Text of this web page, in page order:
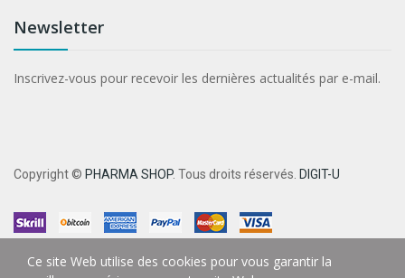
Newsletter
Inscrivez-vous pour recevoir les dernières actualités par e-mail.
Copyright © PHARMA SHOP. Tous droits réservés. DIGIT-U
Ce site Web utilise des cookies pour vous garantir la